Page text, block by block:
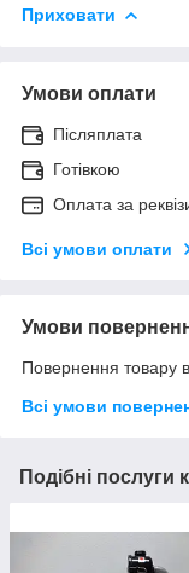
Приховати
Умови оплати
Післяплата
Готівкою
Оплата за
Всі умови оплати
Умови
Повернення товару
Всі умови
Подібні послуги